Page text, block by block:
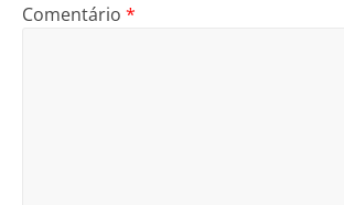
Comentário *